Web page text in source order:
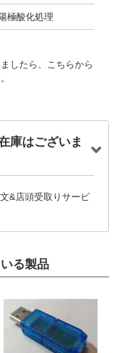
極酸化処理
したら、こちらから
庫はございま
&店頭受取りサービ
る製品